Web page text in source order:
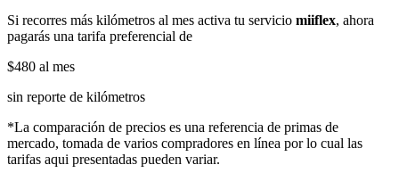
Si recorres más kilómetros al mes activa tu servicio miiflex, ahora
pagarás una tarifa preferencial de
$480 al mes
sin reporte de kilómetros
*La comparación de precios es una referencia de primas de
mercado, tomada de varios compradores en línea por lo cual las
tarifas aqui presentadas pueden variar.